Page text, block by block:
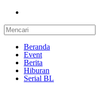
Beranda
Event
Berita
Hiburan
Serial BL